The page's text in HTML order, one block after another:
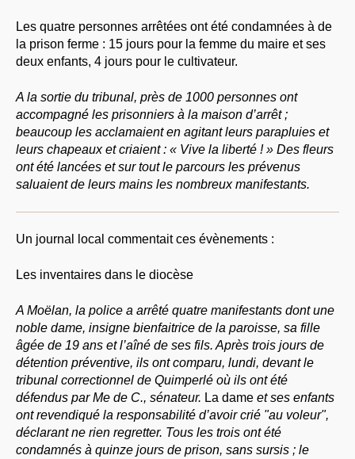
Les quatre personnes arrêtées ont été condamnées à de
la prison ferme : 15 jours pour la femme du maire et ses
deux enfants, 4 jours pour le cultivateur.
A la sortie du tribunal, près de 1000 personnes ont
accompagné les prisonniers à la maison d’arrêt ;
beaucoup les acclamaient en agitant leurs parapluies et
leurs chapeaux et criaient : « Vive la liberté ! » Des fleurs
ont été lancées et sur tout le parcours les prévenus
saluaient de leurs mains les nombreux manifestants.
Un journal local commentait ces évènements :
Les inventaires dans le diocèse
A Moëlan, la police a arrêté quatre manifestants dont une
noble dame, insigne bienfaitrice de la paroisse, sa fille
âgée de 19 ans et l’aîné de ses fils. Après trois jours de
détention préventive, ils ont comparu, lundi, devant le
tribunal correctionnel de Quimperlé où ils ont été
défendus par Me de C., sénateur. La dame et ses enfants
ont revendiqué la responsabilité d’avoir crié "au voleur",
déclarant ne rien regretter. Tous les trois ont été
condamnés à quinze jours de prison, sans sursis ; le